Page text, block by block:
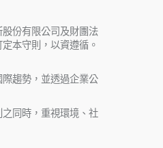
份有限公司及財團法
本守則，以資遵循。
趨勢，並透過企業公
同時，重視環境、社